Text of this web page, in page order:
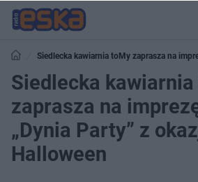
Siedlecka kawiarnia toMy zaprasza na
okazji Halloween
Siedlecka
zaprasza na
„Dynia Party” z
Halloween